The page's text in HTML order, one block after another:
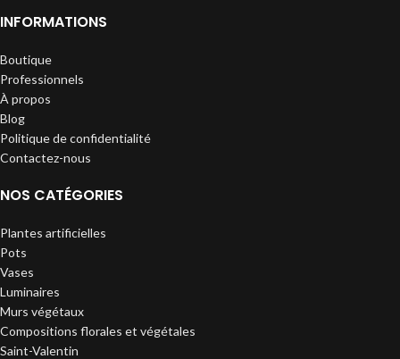
INFORMATIONS
Boutique
Professionnels
À propos
Blog
Politique de confidentialité
Contactez-nous
NOS CATÉGORIES
Plantes artificielles
Pots
Vases
Luminaires
Murs végétaux
Compositions florales et végétales
Saint-Valentin